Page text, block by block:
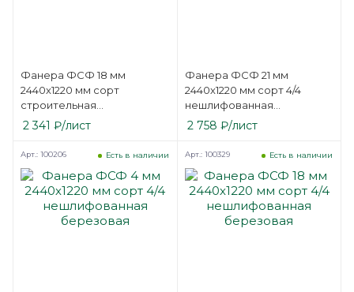
Фанера ФСФ 18 мм
2440х1220 мм сорт
строительная
нешлифованная
березовая
2 341 ₽/лист
Фанера ФСФ 21 мм
2440х1220 мм сорт 4/4
нешлифованная
березовая
2 758 ₽/лист
Есть в наличии
Арт.: 100206 Есть в наличии
Арт.: 100329